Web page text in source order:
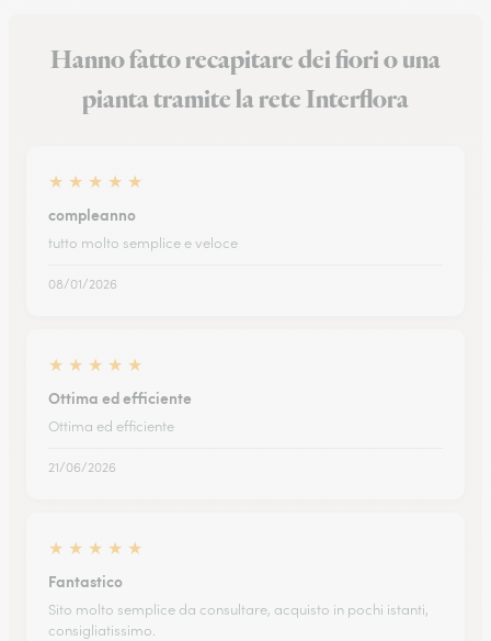
Hanno fatto recapitare dei fiori o una
pianta tramite la rete Interflora
★ ★ ★ ★ ★
compleanno
tutto molto semplice e veloce
08/01/2026
★ ★ ★ ★ ★
Ottima ed efficiente
Ottima ed efficiente
21/06/2026
★ ★ ★ ★ ★
Fantastico
Sito molto semplice da consultare, acquisto in pochi istanti,
consigliatissimo.